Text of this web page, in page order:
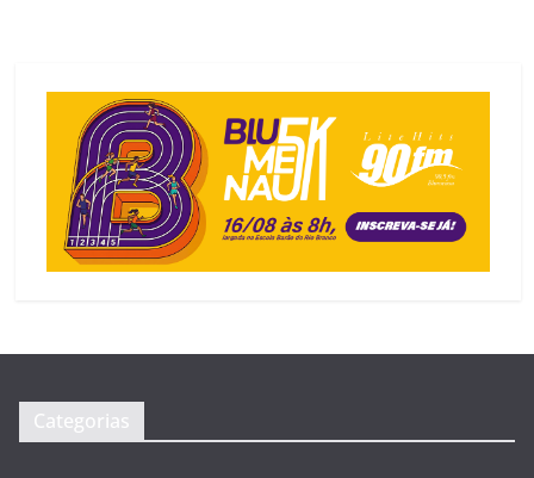
Categorias